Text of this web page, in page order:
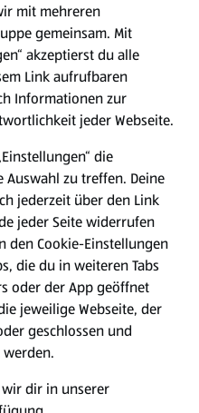
mit mehreren
gemeinsam. Mit
akzeptierst du alle
Link aufrufbaren
Informationen zur
jeder Webseite.
die
zu treffen. Deine
jederzeit über den Link
jeder Seite widerrufen
den Cookie-Einstellungen
die du in weiteren Tabs
oder der App geöffnet
jeweilige Webseite, der
geschlossen und
dir in unserer